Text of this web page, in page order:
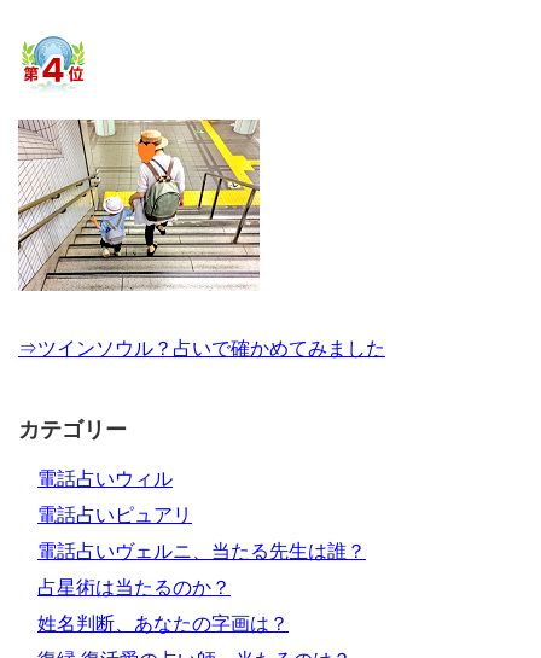
⇒ツインソウル？占いで確かめてみました
カテゴリー
電話占いウィル
電話占いピュアリ
電話占いヴェルニ、当たる先生は誰？
占星術は当たるのか？
姓名判断、あなたの字画は？